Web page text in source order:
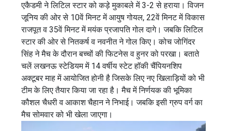
एकैडमी ने लिटिल स्टार को कड़े मुकाबले में 3-2 से हराया। विजन
जूनिय की ओर से 10वें मिनट में आयुष गोयल, 22वें मिनट में विकास
राजपूत व 35वें मिनट में मयंक प्रजापति गोल दागे। जबकि लिटिल
स्टार की ओर से नितकर्ष व नवनीत ने गोल किए। कोच जोगिंदर
सिंह ने मैच के दौरान बच्चों की फिटनेस व हुनर को परखा। बताते
चलें लखनऊ स्टेडियम में 14 वर्षीय स्टेट हॉकी चैंपियनशिप
अक्टूबर माह में आयोजित होनी है जिसके लिए नए खिलाड़ियों को भी
टीम के लिए तैयार किया जा रहा है। मैच में निर्णयक की भूमिका
कौशल चैधरी व आकाश चैहान ने निभाई। जबकि इसी ग्रुप वर्ग का
मैच सोमवार को भी खेला जाएगा।